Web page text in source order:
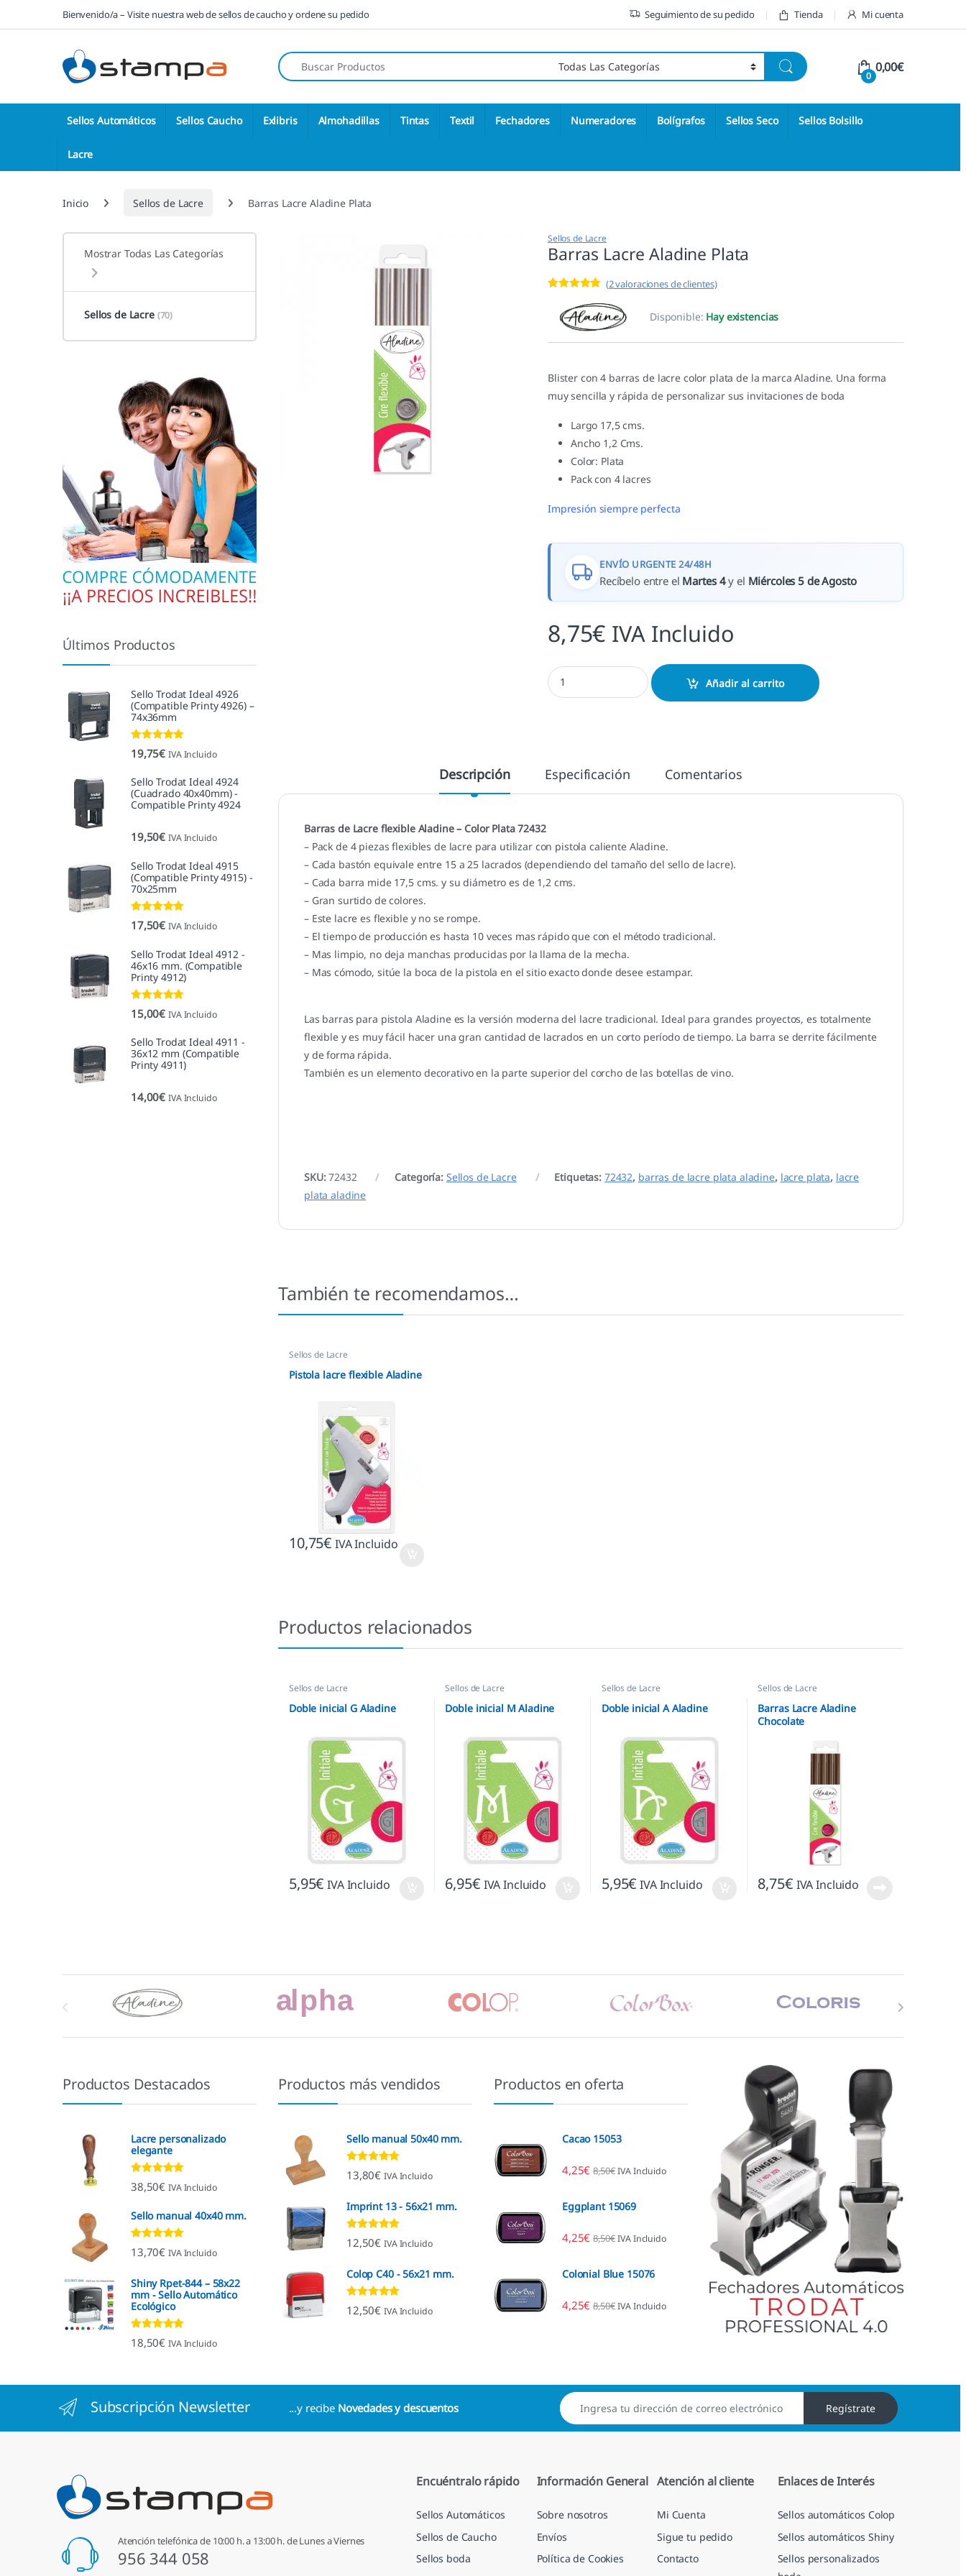
Saltar a la navegación
Saltar al contenidoBienvenido/a – Visite nuestra web de sellos de caucho y ordene su pedido Seguimiento de su pedido Tienda Mi cuenta
Búsqueda de:
0
0,00€
Sellos Automáticos Sellos Caucho Exlibris Almohadillas Tintas Textil Fechadores Numeradores Bolígrafos Sellos Seco Sellos Bolsillo
Lacre
Inicio Sellos de Lacre Barras Lacre Aladine Plata
Sellos de Lacre
Barras Lacre Aladine Plata
de 5 en
base a
valoracione
(2valoraciones de clientes)
Disponible: Hay existencias
Blister con 4 barras de lacre color plata de la marca Aladine. Una forma
muy sencilla y rápida de personalizar sus invitaciones de boda
Largo 17,5 cms.
Ancho 1,2 Cms.
Color: Plata
Pack con 4 lacres
Impresión siempre perfecta
ENVÍO URGENTE 24/48H
Recíbelo entre el Martes 4y el Miércoles 5 de Agosto
8,75€ IVA Incluido
Barras Lacre Aladine Plata cantidad
Añadir al carrito
Descripción Especificación Comentarios
Barras de Lacre flexible Aladine – Color Plata 72432
– Pack de 4 piezas flexibles de lacre para utilizar con pistola caliente Aladine.
– Cada bastón equivale entre 15 a 25 lacrados (dependiendo del tamaño del sello de lacre).
– Cada barra mide 17,5 cms. y su diámetro es de 1,2 cms.
– Gran surtido de colores.
– Este lacre es flexible y no se rompe.
– El tiempo de producción es hasta 10 veces mas rápido que con el método tradicional.
– Mas limpio, no deja manchas producidas por la llama de la mecha.
– Mas cómodo, sitúe la boca de la pistola en el sitio exacto donde desee estampar.
Las barras para pistola Aladine es la versión moderna del lacre tradicional. Ideal para grandes proyectos, es totalmente
flexible y es muy fácil hacer una gran cantidad de lacrados en un corto período de tiempo. La barra se derrite fácilmente
y de forma rápida.
También es un elemento decorativo en la parte superior del corcho de las botellas de vino.
SKU:72432 Categoría: Sellos de Lacre Etiquetas: 72432, barras de lacre plata aladine, lacre plata, lacre
plata aladine
También te recomendamos…
Sellos de Lacre
Pistola lacre flexible Aladine
10,75€ IVA Incluido
Productos relacionados
Sellos de Lacre
Doble inicial G Aladine
5,95€ IVA Incluido
Sellos de Lacre
Doble inicial M Aladine
6,95€ IVA Incluido
Sellos de Lacre
Doble inicial A Aladine
5,95€ IVA Incluido
Sellos de Lacre
Barras Lacre Aladine
Chocolate
8,75€ IVA Incluido
Mostrar Todas Las Categorías
Sellos de Lacre (70)
Últimos Productos
Sello Trodat Ideal 4926
(Compatible Printy 4926) –
74x36mm
Valorado con
5.00de 5
19,75€ IVA Incluido
Sello Trodat Ideal 4924
(Cuadrado 40x40mm) -
Compatible Printy 4924
19,50€ IVA Incluido
Sello Trodat Ideal 4915
(Compatible Printy 4915) -
70x25mm
Valorado con
5.00de 5
17,50€ IVA Incluido
Sello Trodat Ideal 4912 -
46x16 mm. (Compatible
Printy 4912)
Valorado con
5.00de 5
15,00€ IVA Incluido
Sello Trodat Ideal 4911 -
36x12 mm (Compatible
Printy 4911)
14,00€ IVA Incluido
Marcas De Carrusel
Productos Destacados
Lacre personalizado
elegante
Valorado con
4.92de 5
38,50€ IVA Incluido
Sello manual 40x40 mm.
Valorado con
4.96de 5
13,70€ IVA Incluido
Shiny Rpet-844 – 58x22
mm - Sello Automático
Ecológico
Valorado con
4.96de 5
18,50€ IVA Incluido
Productos más vendidos
Sello manual 50x40 mm.
Valorado con
4.80de 5
13,80€ IVA Incluido
Imprint 13 - 56x21 mm.
Valorado con
4.96de 5
12,50€ IVA Incluido
Colop C40 - 56x21 mm.
Valorado con
4.88de 5
12,50€ IVA Incluido
Productos en oferta
Cacao 15053
4,25€ 8,50€ IVA Incluido
Eggplant 15069
4,25€ 8,50€ IVA Incluido
Colonial Blue 15076
4,25€ 8,50€ IVA Incluido
Subscripción Newsletter ...y recibe Novedades y descuentos Regístrate
Atención telefónica de 10:00 h. a 13:00 h. de Lunes a Viernes
956 344 058
Encuéntralo rápido
Sellos Automáticos
Sellos de Caucho
Sellos boda
Información General
Sobre nosotros
Envíos
Política de Cookies
Atención al cliente
Mi Cuenta
Sigue tu pedido
Contacto
Enlaces de Interés
Sellos automáticos Colop
Sellos automáticos Shiny
Sellos personalizados